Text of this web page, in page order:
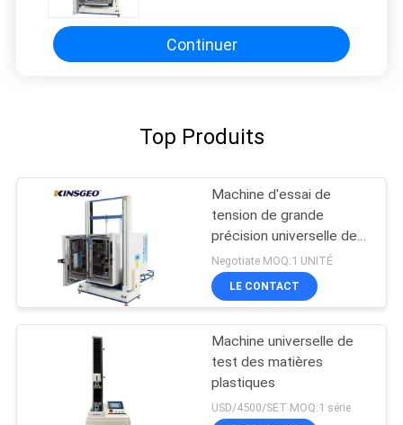
Panasonic
Continuer
Top Produits
Machine d'essai de
tension de grande
précision universelle de
la machine 2000KN
d'essai de Digital
Negotiate MOQ:1 UNITÉ
LE CONTACT
Machine universelle de
test des matières
plastiques
USD/4500/SET MOQ:1 série